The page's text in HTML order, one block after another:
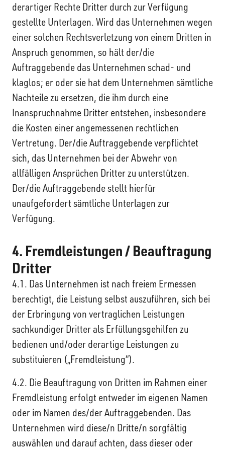
derartiger Rechte Dritter durch zur Verfügung
gestellte Unterlagen. Wird das Unternehmen wegen
einer solchen Rechtsverletzung von einem Dritten in
Anspruch genommen, so hält der/die
Auftraggebende das Unternehmen schad- und
klaglos; er oder sie hat dem Unternehmen sämtliche
Nachteile zu ersetzen, die ihm durch eine
Inanspruchnahme Dritter entstehen, insbesondere
die Kosten einer angemessenen rechtlichen
Vertretung. Der/die Auftraggebende verpflichtet
sich, das Unternehmen bei der Abwehr von
allfälligen Ansprüchen Dritter zu unterstützen.
Der/die Auftraggebende stellt hierfür
unaufgefordert sämtliche Unterlagen zur
Verfügung.
4. Fremdleistungen / Beauftragung
Dritter
4.1. Das Unternehmen ist nach freiem Ermessen
berechtigt, die Leistung selbst auszuführen, sich bei
der Erbringung von vertraglichen Leistungen
sachkundiger Dritter als Erfüllungsgehilfen zu
bedienen und/oder derartige Leistungen zu
substituieren („Fremdleistung“).
4.2. Die Beauftragung von Dritten im Rahmen einer
Fremdleistung erfolgt entweder im eigenen Namen
oder im Namen des/der Auftraggebenden. Das
Unternehmen wird diese/n Dritte/n sorgfältig
auswählen und darauf achten, dass dieser oder